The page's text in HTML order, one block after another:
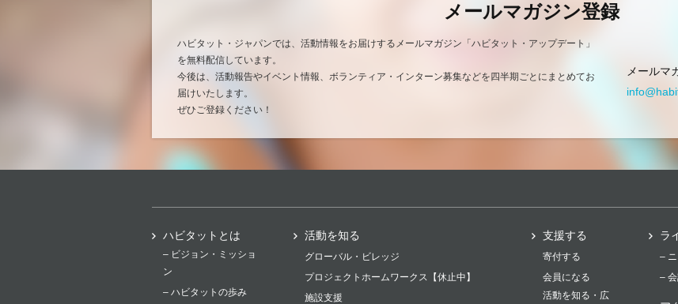
メールマガジン登録
ハビタット・ジャパンでは、活動情報をお届けするメールマガジン「ハビタット・アップデート」
を無料配信しています。
今後は、活動報告やイベント情報、ボランティア・インターン募集などを四半期ごとにまとめてお
届けいたします。
ぜひご登録ください！
メールマ
ハビタットとは
– ビジョン・ミッショ
ン
– ハビタットの歩み
活動を知る
グローバル・ビレッジ
プロジェクトホームワークス【休止中】
施設支援
支援する
寄付する
会員になる
活動を知る・広
ラ
–
–